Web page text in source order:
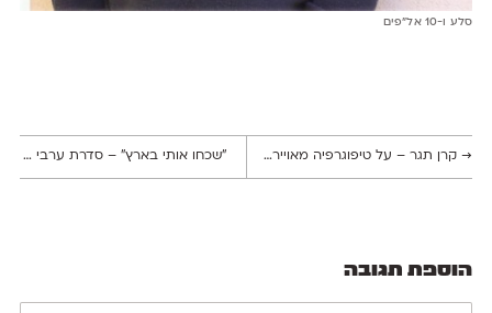
סלע ו-10 אל"פים
→קרן תגר – על טיפוגרפיה מאויירת, ״תמימות שנייה״ וקולו של הקו ״שכחו אותי בארץ״ – סדרת ערבי הקרנות סרטים
הוספת תגובה